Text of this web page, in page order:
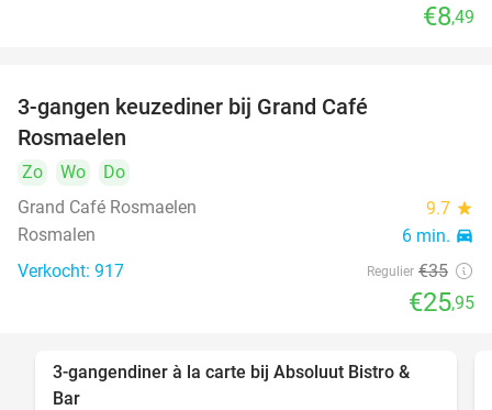
€8,49
3-gangen keuzediner bij Grand Café
Rosmaelen
Zo Wo
Do
Grand Café Rosmaelen
9.7 star
Rosmalen 6 min. directions_car
Verkocht: 917 Regulier €35
€25,95
37%
3-gangendiner à la carte bij Absoluut Bistro &
Bar